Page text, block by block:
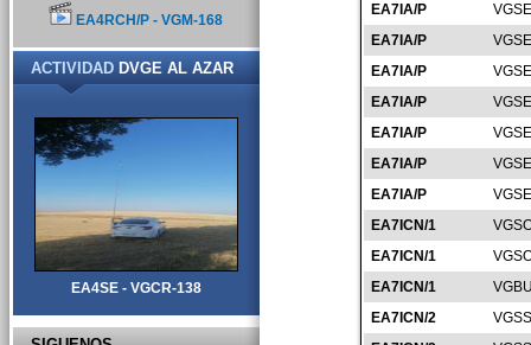
EA7IA/P
EA7IA/P
EA7IA/P
EA7IA/P
EA7IA/P
EA7IA/P
EA7IA/P
EA7ICN/1
EA7ICN/1
EA7ICN/1
EA7ICN/2
EA4RCH/P - VGM-168
ACTIVIDADDVGE AL AZAR
EA4SE - VGCR-138